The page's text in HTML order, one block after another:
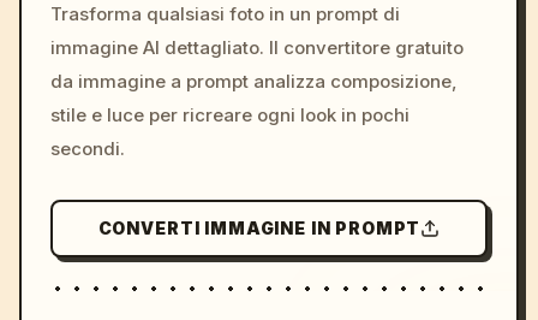
colors, 8k --v 6.0
Trasforma qualsiasi foto in un prompt di
immagine AI dettagliato. Il convertitore gratuito
da immagine a prompt analizza composizione,
stile e luce per ricreare ogni look in pochi
secondi.
CONVERTI IMMAGINE IN PROMPT